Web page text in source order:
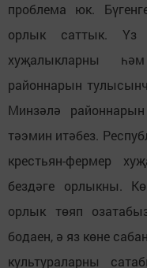
проблема юк.
орлык саттык. Үз
хуҗалыкларны
районнарын
Минзәлә
тәэмин итәбез.
крестьян-фермер
бездәге орлыкны.
орлык төяп
бодаен, ә яз көне
культураларны